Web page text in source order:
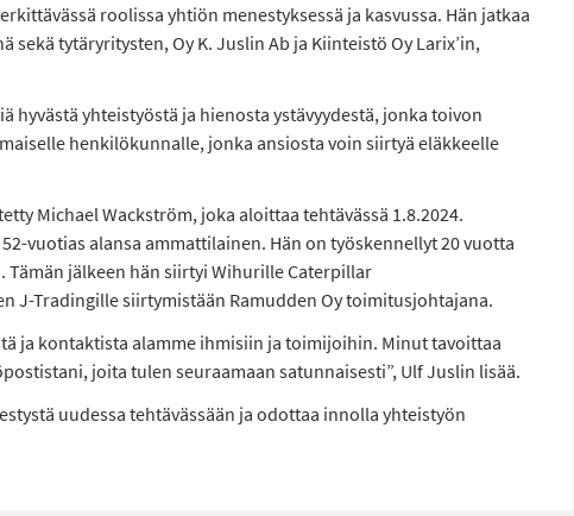
roolissa yhtiön menestyksessä ja kasvussa. Hän jatkaa
tytäryritysten, Oy K. Juslin Ab ja Kiinteistö Oy Larix’in,
hyvästä yhteistyöstä ja hienosta ystävyydestä, jonka toivon
henkilökunnalle, jonka ansiosta voin siirtyä eläkkeelle
Michael Wackström, joka aloittaa tehtävässä 1.8.2024.
vuotias alansa ammattilainen. Hän on työskennellyt 20 vuotta
Tämän jälkeen hän siirtyi Wihurille Caterpillar
J-Tradingille siirtymistään Ramudden Oy toimitusjohtajana.
ja kontaktista alamme ihmisiin ja toimijoihin. Minut tavoittaa
joita tulen seuraamaan satunnaisesti”, Ulf Juslin lisää.
uudessa tehtävässään ja odottaa innolla yhteistyön